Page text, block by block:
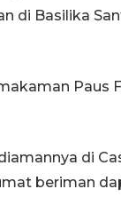
di Basilika
Paus
di
beriman